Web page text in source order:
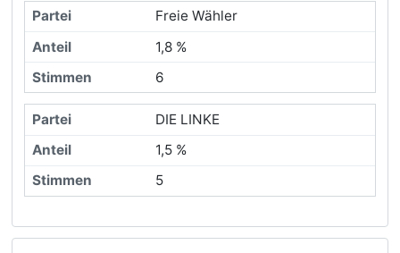
Freie Wähler
1,8 %
6
DIE LINKE
1,5 %
5